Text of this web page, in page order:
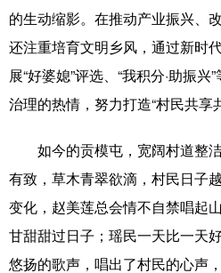
的生动缩影。在推动产业振兴、
还注重培育文明乡风，通过新时
展“好婆媳”评选、“我积分·助振
治理的热情，努力打造“村民共享
如今的贡模屯，宽阔村道整
有致，草木青翠欲滴，村民日子
变化，赵美莲总会情不自禁唱起
甘甜甜过日子；瑶民一天比一
悠扬的歌声，唱出了村民的心声